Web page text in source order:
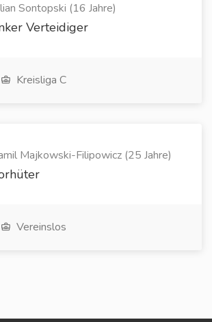
Sontopski (16 Jahre)
Verteidiger
Kreisliga C
Majkowski-Filipowicz (25 Jahre)
Vereinslos